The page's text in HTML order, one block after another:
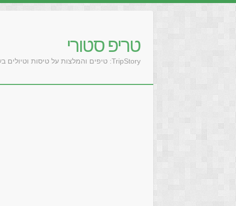
טריפ סטורי
TripStory: טיפים והמלצות על טיסות וטיולים בעולם